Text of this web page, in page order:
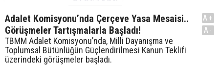
Adalet Komisyonu’nda Çerçeve Yasa Mesaisi..
Görüşmeler Tartışmalarla Başladı!
TBMM Adalet Komisyonu’nda, Milli Dayanışma ve
Toplumsal Bütünlüğün Güçlendirilmesi Kanun Teklifi
üzerindeki görüşmeler başladı.
A+
A-